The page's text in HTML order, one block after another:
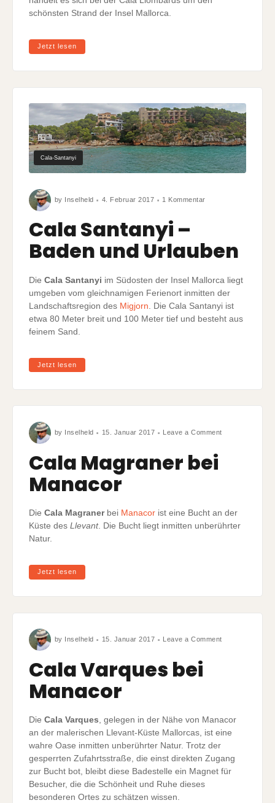
schönsten Strand der Insel Mallorca.
Jetzt lesen
Cala-Santanyi
by Inselheld 4. Februar 2017 1 KommentarCala
Cala Santanyi –
Baden und Urlauben
Die Cala Santanyi im Südosten der Insel Mallorca liegt
umgeben vom gleichnamigen Ferienort inmitten der
Landschaftsregion des Migjorn . Die Cala Santanyi ist
etwa 80 Meter breit und 100 Meter tief und besteht aus
feinem Sand.
Jetzt lesen
by Inselheld 15. Januar 2017 Leave a CommentCala
Cala Magraner bei
Manacor
Die Cala Magranerbei Manacor ist eine Bucht an der
Küste des Llevant. Die Bucht liegt inmitten unberührter
Natur.
Jetzt lesen
by Inselheld 15. Januar 2017 Leave a CommentCala
Cala Varques bei
Manacor
Die Cala Varques, gelegen in der Nähe von Manacor
an der malerischen Llevant-Küste Mallorcas, ist eine
wahre Oase inmitten unberührter Natur. Trotz der
gesperrten Zufahrtsstraße, die einst direkten Zugang
zur Bucht bot, bleibt diese Badestelle ein Magnet für
Besucher, die die Schönheit und Ruhe dieses
besonderen Ortes zu schätzen wissen.